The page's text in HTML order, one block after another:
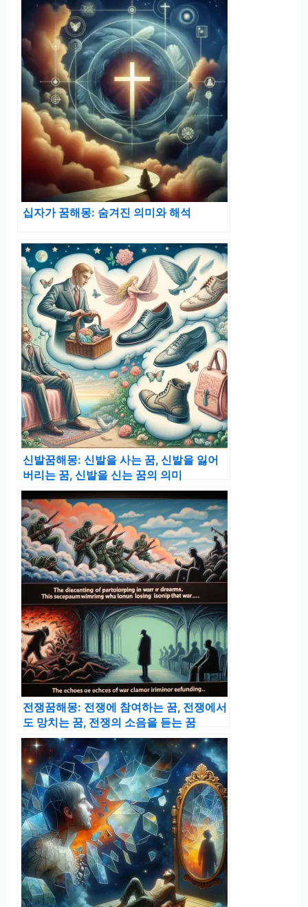
십자가 꿈해몽: 숨겨진 의미와 해석
신발꿈해몽: 신발을 사는 꿈, 신발을 잃어
버리는 꿈, 신발을 신는 꿈의 의미
전쟁꿈해몽: 전쟁에 참여하는 꿈, 전쟁에서
도 망치는 꿈, 전쟁의 소음을 듣는 꿈